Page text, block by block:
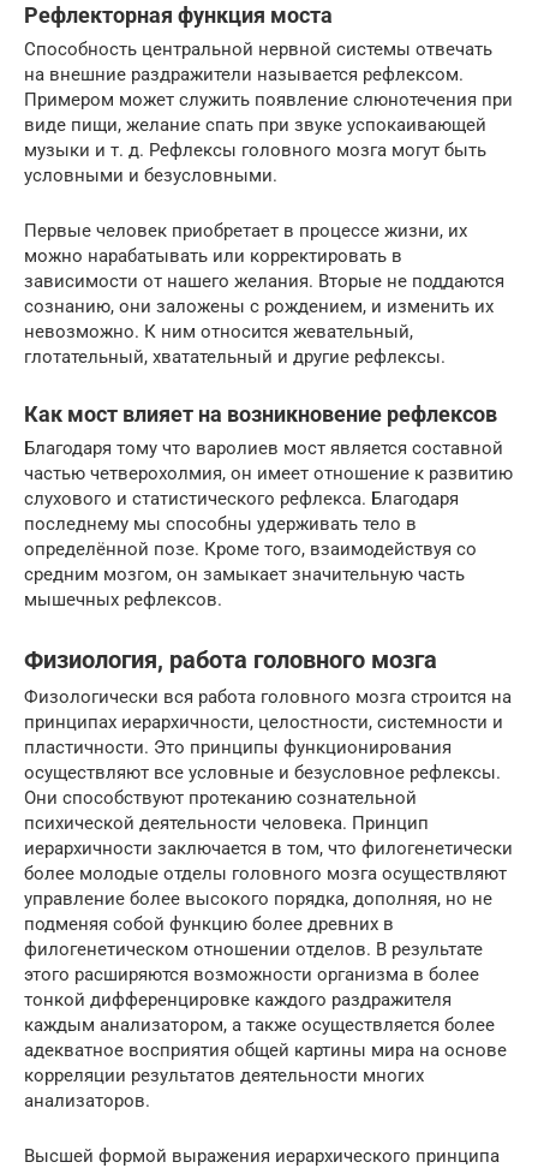
Рефлекторная функция моста
Способность центральной нервной системы отвечать
на внешние раздражители называется рефлексом.
Примером может служить появление слюнотечения при
виде пищи, желание спать при звуке успокаивающей
музыки и т. д. Рефлексы головного мозга могут быть
условными и безусловными.
Первые человек приобретает в процессе жизни, их
можно нарабатывать или корректировать в
зависимости от нашего желания. Вторые не поддаются
сознанию, они заложены с рождением, и изменить их
невозможно. К ним относится жевательный,
глотательный, хватательный и другие рефлексы.
Как мост влияет на возникновение рефлексов
Благодаря тому что варолиев мост является составной
частью четверохолмия, он имеет отношение к развитию
слухового и статистического рефлекса. Благодаря
последнему мы способны удерживать тело в
определённой позе. Кроме того, взаимодействуя со
средним мозгом, он замыкает значительную часть
мышечных рефлексов.
Физиология, работа головного мозга
Физологически вся работа головного мозга строится на
принципах иерархичности, целостности, системности и
пластичности. Это принципы функционирования
осуществляют все условные и безусловное рефлексы.
Они способствуют протеканию сознательной
психической деятельности человека. Принцип
иерархичности заключается в том, что филогенетически
более молодые отделы головного мозга осуществляют
управление более высокого порядка, дополняя, но не
подменяя собой функцию более древних в
филогенетическом отношении отделов. В результате
этого расширяются возможности организма в более
тонкой дифференцировке каждого раздражителя
каждым анализатором, а также осуществляется более
адекватное восприятия общей картины мира на основе
корреляции результатов деятельности многих
анализаторов.
Высшей формой выражения иерархического принципа